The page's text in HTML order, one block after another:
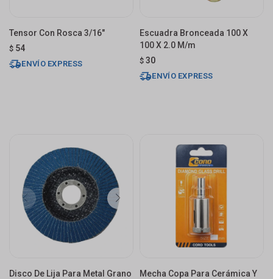
Tensor Con Rosca 3/16"
$ 54
ENVÍO EXPRESS
Escuadra Bronceada 100 X
100 X 2.0 M/m
$ 30
ENVÍO EXPRESS
Disco De Lija Para Metal Grano
Mecha Copa Para Cerámica Y